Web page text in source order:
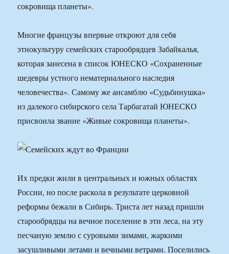
сокровища планеты».
Многие французы впервые откроют для себя
этнокультуру семейских старообрядцев Забайкалья,
которая занесена в список ЮНЕСКО «Сохраненные
шедевры устного нематериального наследия
человечества». Самому же ансамблю «Судьбинушка»
из далекого сибирского села Тарбагатай ЮНЕСКО
присвоила звание «Живые сокровища планеты».
Их предки жили в центральных и южных областях
России, но после раскола в результате церковной
реформы бежали в Сибирь. Триста лет назад пришли
старообрядцы на вечное поселение в эти леса, на эту
песчаную землю с суровыми зимами, жаркими
засушливыми летами и вечными ветрами. Поселились